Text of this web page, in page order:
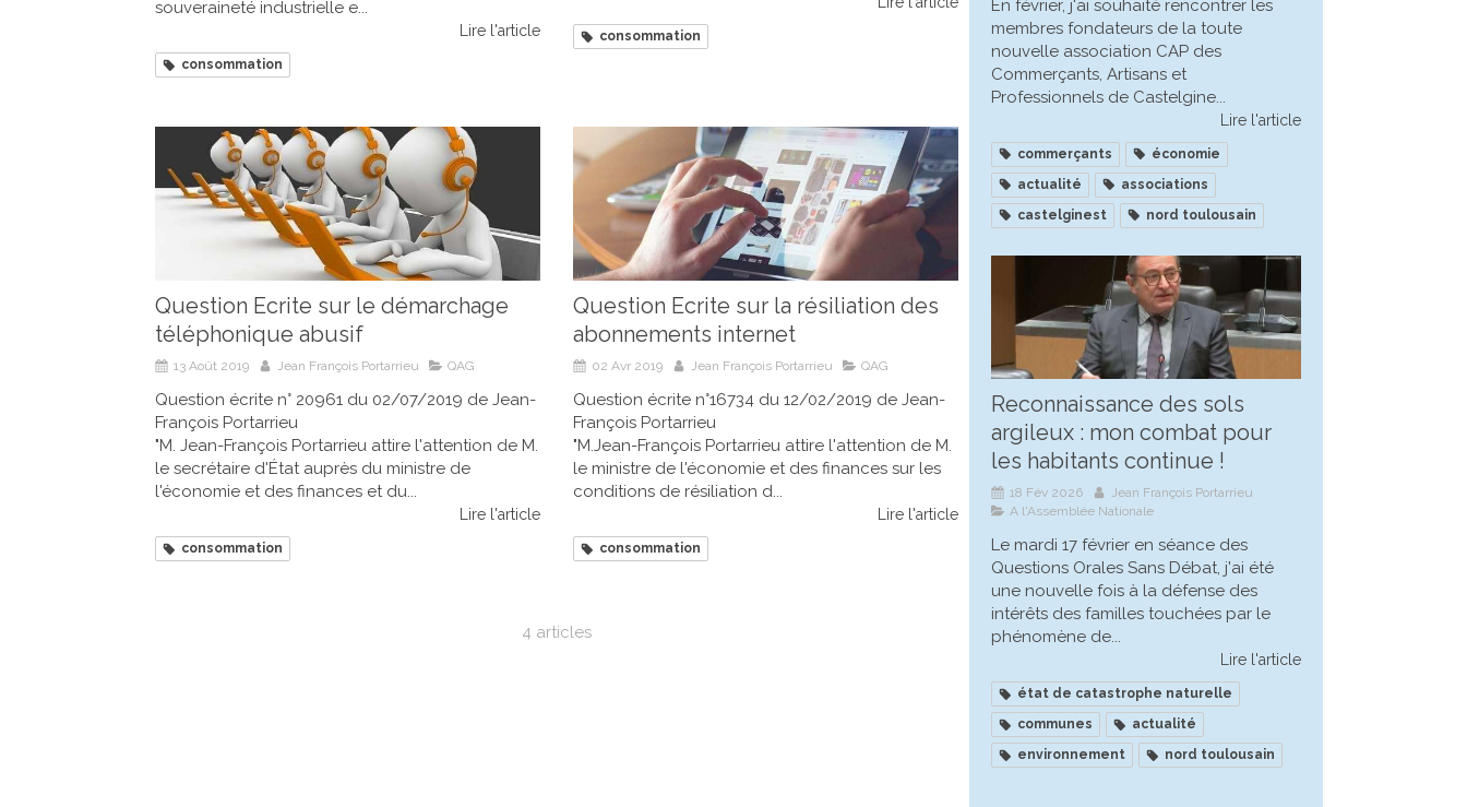
souveraineté industrielle e...
Lire l'article
consommation
consommation
Question Ecrite sur le démarchage
téléphonique abusif
13 Août 2019 Jean François Portarrieu QAG
Question écrite n° 20961 du 02/07/2019 de Jean-
François Portarrieu
"M. Jean-François Portarrieu attire l'attention de M.
le secrétaire d'État auprès du ministre de
l'économie et des finances et du...
Lire l'article
consommation
Question Ecrite sur la résiliation des
abonnements internet
02 Avr 2019 Jean François Portarrieu QAG
Question écrite n°16734 du 12/02/2019 de Jean-
François Portarrieu
"M.Jean-François Portarrieu attire l'attention de M.
le ministre de l'économie et des finances sur les
conditions de résiliation d...
Lire l'article
consommation
4 articles
En février, j'ai souhaité rencontrer les
membres fondateurs de la toute
nouvelle association CAP des
Commerçants, Artisans et
Professionnels de Castelgine...
Lire l'article
commerçants
économie
actualité
associations
castelginest
nord toulousain
Reconnaissance des sols
argileux : mon combat pour
les habitants continue !
18 Fév 2026
Jean François Portarrieu
A l'Assemblée Nationale
Le mardi 17 février en séance des
Questions Orales Sans Débat, j'ai été
une nouvelle fois à la défense des
intérêts des familles touchées par le
phénomène de...
Lire l'article
état de catastrophe naturelle
communes
actualité
environnement
nord toulousain